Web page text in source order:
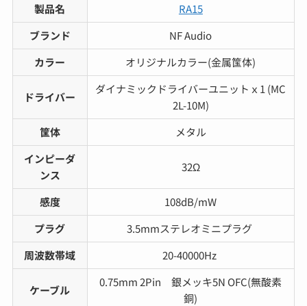
製品名
RA15
ブランド
NF Audio
カラー
オリジナルカラー(金属筺体)
ドライバー
ダイナミックドライバーユニットｘ1 (MC
2L-10M)
筐体
メタル
インピーダ
ンス
32Ω
感度
108dB/mW
プラグ
3.5mmステレオミニプラグ
周波数帯域
20-40000Hz
ケーブル
0.75mm 2Pin 銀メッキ5N OFC(無酸素
銅)